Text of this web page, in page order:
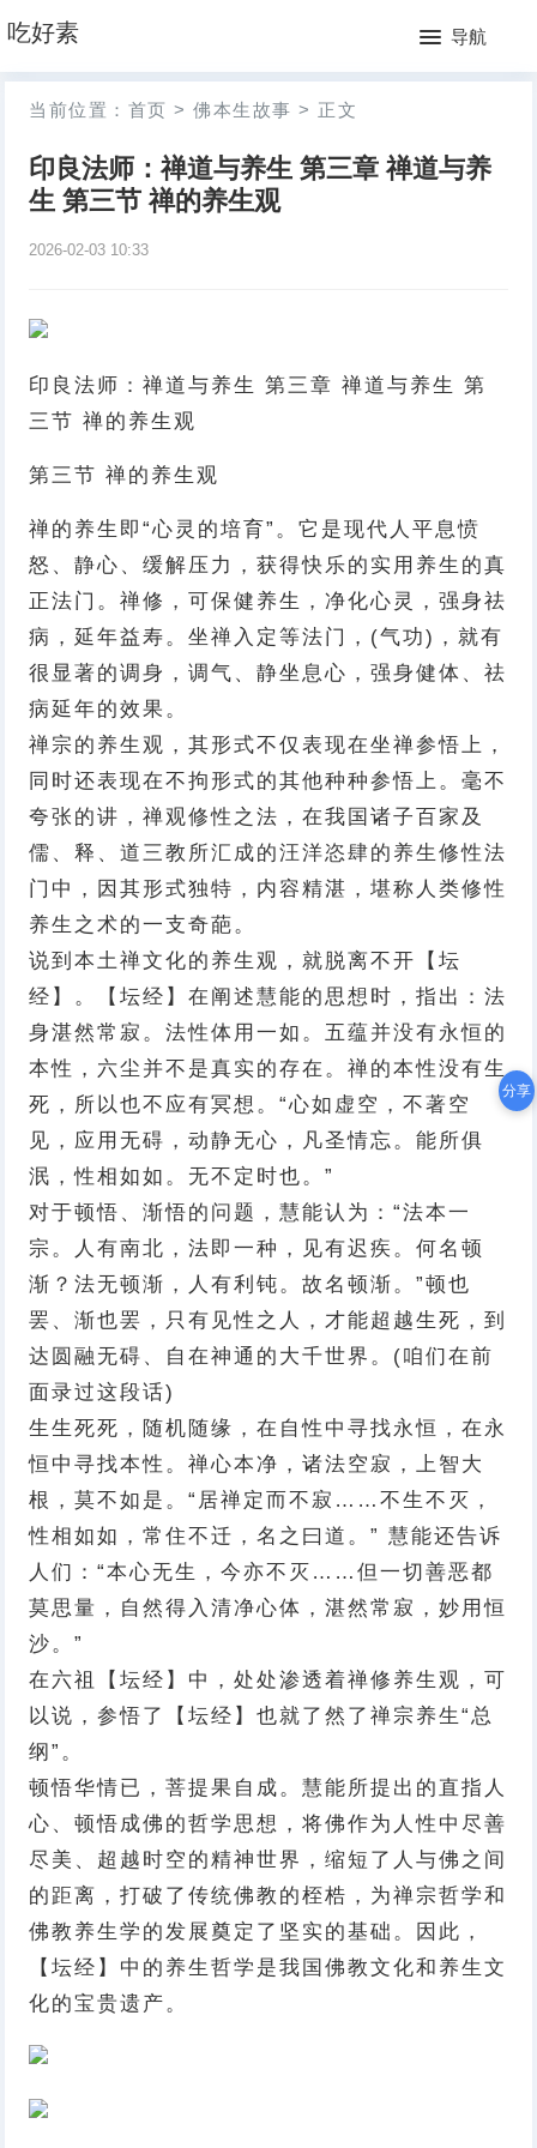
吃好素 导航
网
站
月
当前位置： 首页 > 佛本生故事 > 正文
印良法师：禅道与养生 第三章 禅道与养
生 第三节 禅的养生观
2026-02-03 10:33
印良法师：禅道与养生 第三章 禅道与养生 第
三节 禅的养生观
第三节 禅的养生观
禅的养生即“心灵的培育”。它是现代人平息愤
怒、静心、缓解压力，获得快乐的实用养生的真
正法门。禅修，可保健养生，净化心灵，强身祛
病，延年益寿。坐禅入定等法门，(气功)，就有
很显著的调身，调气、静坐息心，强身健体、祛
病延年的效果。
禅宗的养生观，其形式不仅表现在坐禅参悟上，
同时还表现在不拘形式的其他种种参悟上。毫不
夸张的讲，禅观修性之法，在我国诸子百家及
儒、释、道三教所汇成的汪洋恣肆的养生修性法
门中，因其形式独特，内容精湛，堪称人类修性
养生之术的一支奇葩。
说到本土禅文化的养生观，就脱离不开【坛
经】。【坛经】在阐述慧能的思想时，指出：法
身湛然常寂。法性体用一如。五蕴并没有永恒的
本性，六尘并不是真实的存在。禅的本性没有生
死，所以也不应有冥想。“心如虚空，不著空
见，应用无碍，动静无心，凡圣情忘。能所俱
泯，性相如如。无不定时也。”
对于顿悟、渐悟的问题，慧能认为：“法本一
宗。人有南北，法即一种，见有迟疾。何名顿
渐？法无顿渐，人有利钝。故名顿渐。”顿也
罢、渐也罢，只有见性之人，才能超越生死，到
达圆融无碍、自在神通的大千世界。(咱们在前
面录过这段话)
生生死死，随机随缘，在自性中寻找永恒，在永
恒中寻找本性。禅心本净，诸法空寂，上智大
根，莫不如是。“居禅定而不寂……不生不灭，
性相如如，常住不迁，名之曰道。” 慧能还告诉
人们：“本心无生，今亦不灭……但一切善恶都
莫思量，自然得入清净心体，湛然常寂，妙用恒
沙。”
在六祖【坛经】中，处处渗透着禅修养生观，可
以说，参悟了【坛经】也就了然了禅宗养生“总
纲”。
顿悟华情已，菩提果自成。慧能所提出的直指人
心、顿悟成佛的哲学思想，将佛作为人性中尽善
尽美、超越时空的精神世界，缩短了人与佛之间
的距离，打破了传统佛教的桎梏，为禅宗哲学和
佛教养生学的发展奠定了坚实的基础。因此，
【坛经】中的养生哲学是我国佛教文化和养生文
化的宝贵遗产。
分享